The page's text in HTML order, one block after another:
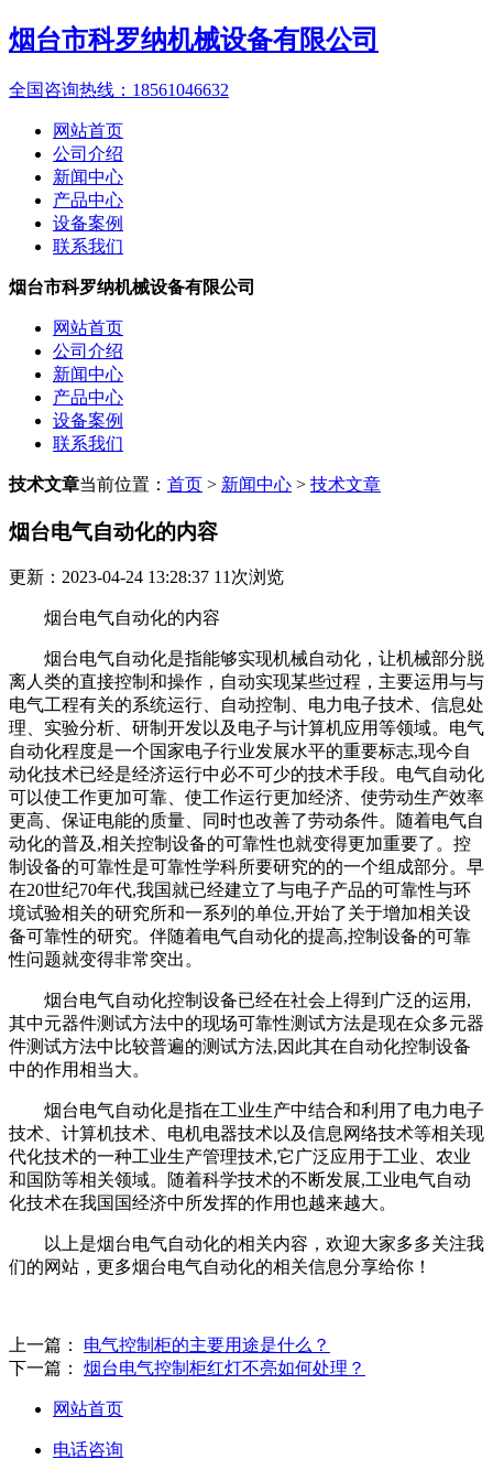
烟台市科罗纳机械设备有限公司
全国咨询热线： 18561046632
网站首页
公司介绍
新闻中心
产品中心
设备案例
联系我们
烟台市科罗纳机械设备有限公司
网站首页
公司介绍
新闻中心
产品中心
设备案例
联系我们
技术文章当前位置： 首页 > 新闻中心 > 技术文章
烟台电气自动化的内容
更新：2023-04-24 13:28:37 11 次浏览
烟台电气自动化的内容
烟台电气自动化是指能够实现机械自动化，让机械部分脱
离人类的直接控制和操作，自动实现某些过程，主要运用与与
电气工程有关的系统运行、自动控制、电力电子技术、信息处
理、实验分析、研制开发以及电子与计算机应用等领域。电气
自动化程度是一个国家电子行业发展水平的重要标志,现今自
动化技术已经是经济运行中必不可少的技术手段。电气自动化
可以使工作更加可靠、使工作运行更加经济、使劳动生产效率
更高、保证电能的质量、同时也改善了劳动条件。随着电气自
动化的普及,相关控制设备的可靠性也就变得更加重要了。控
制设备的可靠性是可靠性学科所要研究的的一个组成部分。早
在20世纪70年代,我国就已经建立了与电子产品的可靠性与环
境试验相关的研究所和一系列的单位,开始了关于增加相关设
备可靠性的研究。伴随着电气自动化的提高,控制设备的可靠
性问题就变得非常突出。
烟台电气自动化控制设备已经在社会上得到广泛的运用,
其中元器件测试方法中的现场可靠性测试方法是现在众多元器
件测试方法中比较普遍的测试方法,因此其在自动化控制设备
中的作用相当大。
烟台电气自动化是指在工业生产中结合和利用了电力电子
技术、计算机技术、电机电器技术以及信息网络技术等相关现
代化技术的一种工业生产管理技术,它广泛应用于工业、农业
和国防等相关领域。随着科学技术的不断发展,工业电气自动
化技术在我国国经济中所发挥的作用也越来越大。
以上是烟台电气自动化的相关内容，欢迎大家多多关注我
们的网站，更多烟台电气自动化的相关信息分享给你！
上一篇： 电气控制柜的主要用途是什么？
下一篇： 烟台电气控制柜红灯不亮如何处理？
网站首页
电话咨询